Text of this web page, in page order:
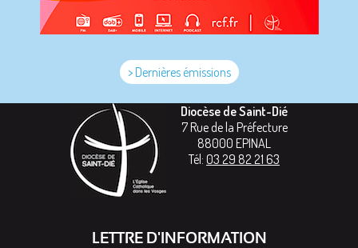
> Dernières émissions
Diocèse de Saint-Dié
7 Rue de la Préfecture
88000 EPINAL
Tél: 03 29 82 21 63
LETTRE D'INFORMATION